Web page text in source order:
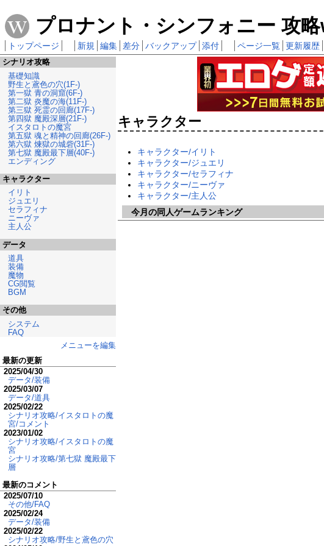
プロナント・シンフォニー 攻
トップページ 新規 編集 差分 バックアップ 添付 ページ一覧 更新履歴
キャラクター
キャラクター/イリト
キャラクター/ジュエリ
キャラクター/セラフィナ
キャラクター/ニーヴァ
キャラクター/主人公
今月の同人ゲームランキング
シナリオ攻略
基礎知識
野生と鳶色の穴(1F-)
第一獄 青の洞窟(6F-)
第二獄 炎魔の海(11F-)
第三獄 死霊の回廊(17F-)
第四獄 魔殿深層(21F-)
イスタロトの魔宮
第五獄 魂と精神の回廊(26F-)
第六獄 煉獄の城砦(31F-)
第七獄 魔殿最下層(40F-)
エンディング
キャラクター
イリト
ジュエリ
セラフィナ
ニーヴァ
主人公
データ
道具
装備
魔物
CG閲覧
BGM
その他
システム
FAQ
メニューを編集
最新の更新
2025/04/30
データ/装備
2025/03/07
データ/道具
2025/02/22
シナリオ攻略/イスタロトの魔
宮/コメント
2023/01/02
シナリオ攻略/イスタロトの魔
宮
シナリオ攻略/第七獄 魔殿最下
層
最新のコメント
2025/07/10
その他/FAQ
2025/02/24
データ/装備
2025/02/22
シナリオ攻略/野生と鳶色の穴